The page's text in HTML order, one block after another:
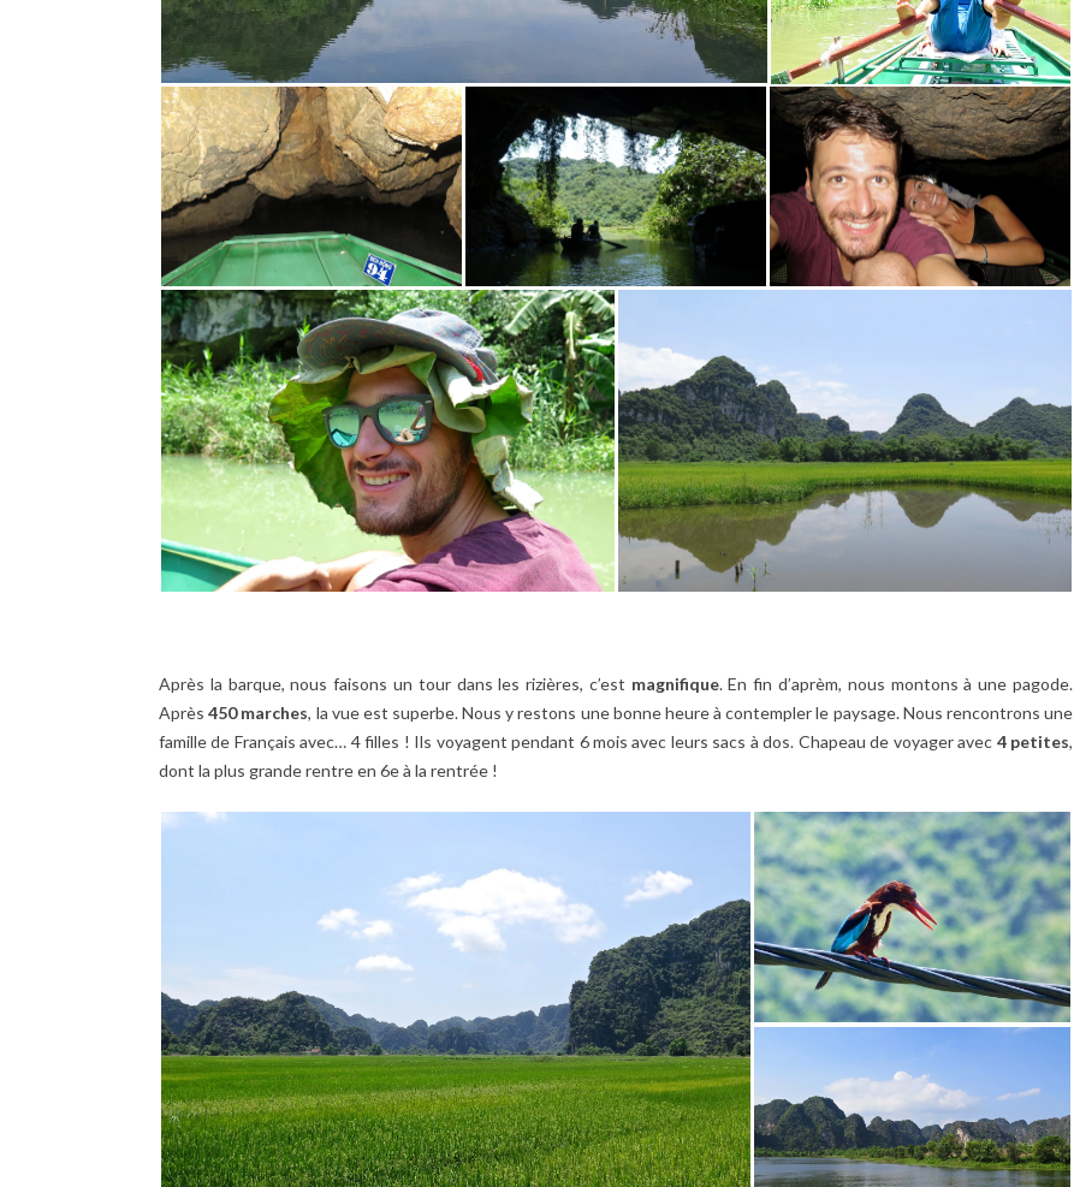
Après la barque, nous faisons un tour dans les rizières, c’est magnifique. En fin d’aprèm, nous montons à une pagode.
Après450 marches, la vue est superbe. Nous y restons une bonne heure à contempler le paysage. Nous rencontrons une
famille de Français avec… 4 filles ! Ils voyagent pendant 6 mois avec leurs sacs à dos. Chapeau de voyager avec 4 petites,
dont la plus grande rentre en 6e à la rentrée !